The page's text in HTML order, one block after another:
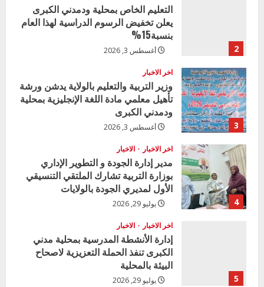
2
التعليم الخاص بمحلية ودمدني الكبرى
يعلن تخفيض الرسوم الدراسية لهذا العام
بنسبة15%
أغسطس 3, 2026
3
اخر الاخبار
وزير التربية والتعليم بالولاية يدشن ورشة
تأهيل معلمي مادة اللغة الإنجليزية بمحلية
ودمدني الكبرى
أغسطس 3, 2026
4
اخر الاخبار الاخبار
مدير إدارة الجودة و التطوير الإداري
بوزارة التربية تشارك الملتقي التنسيقي
الأول لمديري الجودة بالولايات
يوليو 29, 2026
5
اخر الاخبار الاخبار
إدارة الأنشطة المدرسية بمحلية مدني
الكبرى تنفذ الحملة التعزيزية لاصحاح
البيئة بالمحلية
يوليو 29, 2026